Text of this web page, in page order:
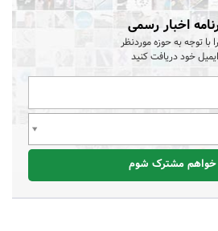
اخبار رسمی
با توجه به حوزه موردنظر
خود دریافت کنید
مشترک شوم